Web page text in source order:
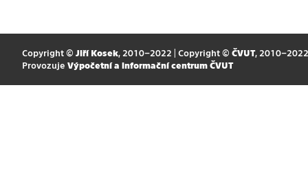
Copyright © Jiří Kosek, 2010–2022 | Copyright © ČVUT, 2010–2022
Provozuje Výpočetní a informační centrum ČVUT